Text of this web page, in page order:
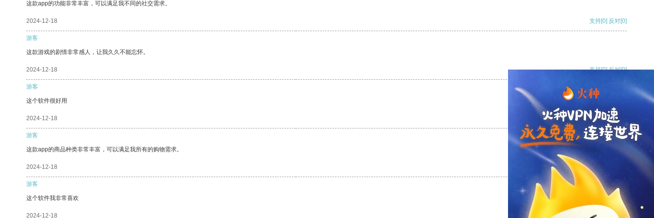
这款app的功能非常丰富，可以满足我不同的社交需求。
2024-12-18 支持[0] 反对[0]
游客
这款游戏的剧情非常感人，让我久久不能忘怀。
2024-12-18 支持[0] 反对[0]
游客
这个软件很好用
2024-12-18 支持[0] 反对
游客
这款app的商品种类非常丰富，可以满足我所有的购物需求。
2024-12-18 支持
游客
这个软件我非常喜欢
2024-12-18 支持 反对 [0]